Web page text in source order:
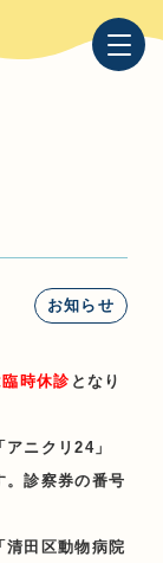
お知らせ
臨時休診 となり
アニクリ24」
。診察券の番号
清田区動物病院